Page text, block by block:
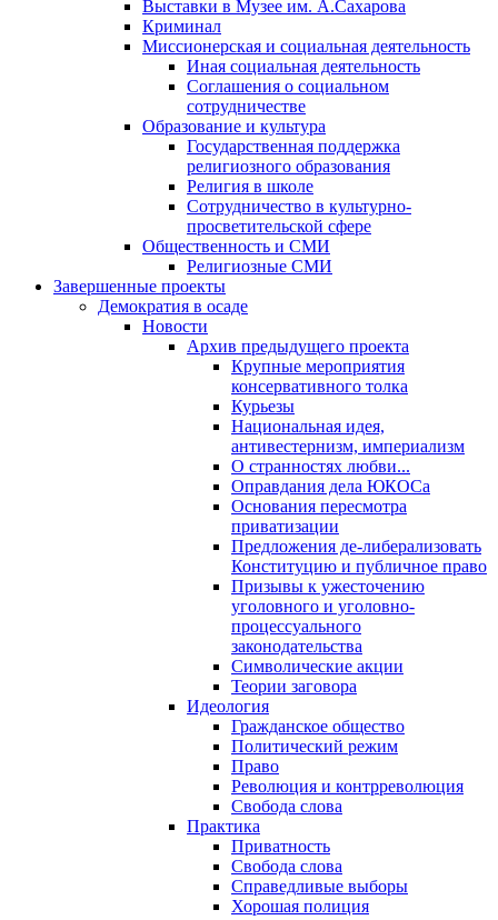
Выставки в Музее им. А.Сахарова
Криминал
Миссионерская и социальная деятельность
Иная социальная деятельность
Соглашения о социальном
сотрудничестве
Образование и культура
Государственная поддержка
религиозного образования
Религия в школе
Сотрудничество в культурно-
просветительской сфере
Общественность и СМИ
Религиозные СМИ
Завершенные проекты
Демократия в осаде
Новости
Архив предыдущего проекта
Крупные мероприятия
консервативного толка
Курьезы
Национальная идея,
антивестернизм, империализм
О странностях любви...
Оправдания дела ЮКОСа
Основания пересмотра
приватизации
Предложения де-либерализовать
Конституцию и публичное право
Призывы к ужесточению
уголовного и уголовно-
процессуального
законодательства
Символические акции
Теории заговора
Идеология
Гражданское общество
Политический режим
Право
Революция и контрреволюция
Свобода слова
Практика
Приватность
Свобода слова
Справедливые выборы
Хорошая полиция